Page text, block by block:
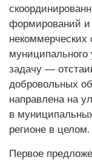
формирований и
некоммерческих
задачу —
добровольных
направлена на
в
регионе в целом.
Первое